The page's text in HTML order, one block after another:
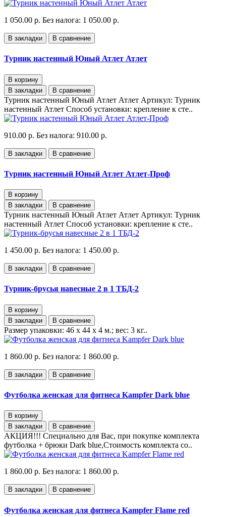
1 050.00 р. Без налога: 1 050.00 р.
В закладки В сравнение
Турник настенный Юный Атлет Атлет
В корзину
В закладки
В сравнение
Турник настенный Юный Атлет Атлет Артикул: Турник
настенный Атлет Способ установки: крепление к сте..
910.00 р. Без налога: 910.00 р.
В закладки В сравнение
Турник настенный Юный Атлет Атлет-Проф
В корзину
В закладки
В сравнение
Турник настенный Юный Атлет Атлет Артикул: Турник
настенный Атлет Способ установки: крепление к сте..
1 450.00 р. Без налога: 1 450.00 р.
В закладки В сравнение
Турник-брусья навесные 2 в 1 ТБД-2
В корзину
В закладки
В сравнение
Размер упаковки: 46 х 44 х 4 м.; вес: 3 кг..
1 860.00 р. Без налога: 1 860.00 р.
В закладки В сравнение
Футболка женская для фитнеса Kampfer Dark blue
В корзину
В закладки
В сравнение
АКЦИЯ!!! Специально для Вас, при покупке комплекта
футболка + брюки Dark blue,Стоимость комплекта со..
1 860.00 р. Без налога: 1 860.00 р.
В закладки В сравнение
Футболка женская для фитнеса Kampfer Flame red